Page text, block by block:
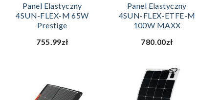
Panel Elastyczny
4SUN-FLEX-M 65W
Prestige
755.99zł
Panel Elastyczny
4SUN-FLEX-ETFE-M
100W MAXX
780.00zł